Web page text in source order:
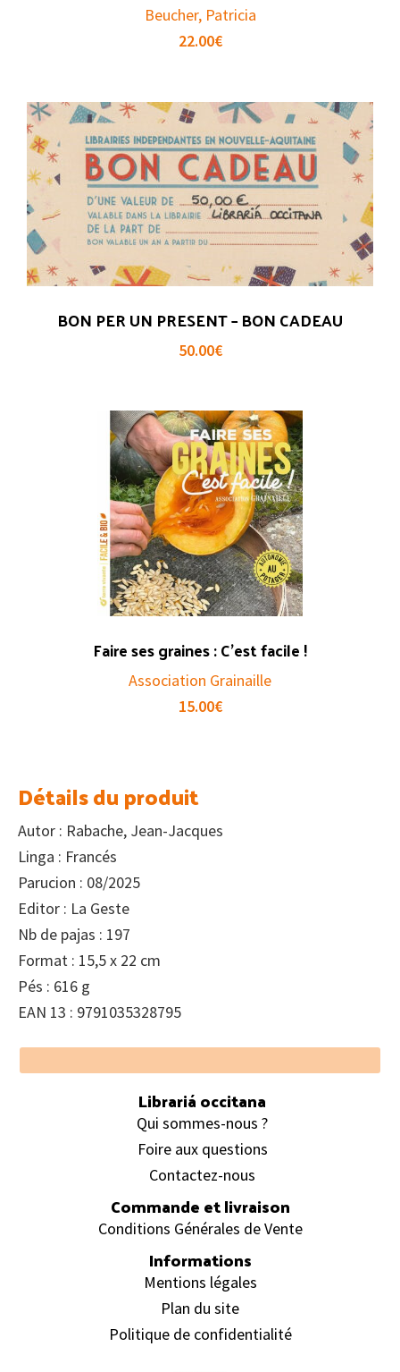
Beucher, Patricia
22.00€
BON PER UN PRESENT – BON CADEAU
50.00€
Faire ses graines : C’est facile !
Association Grainaille
15.00€
Détails du produit
Autor : Rabache, Jean-Jacques
Linga : Francés
Parucion : 08/2025
Editor : La Geste
Nb de pajas : 197
Format : 15,5 x 22 cm
Pés : 616 g
EAN 13 : 9791035328795
Footer
Librariá occitana
Qui sommes-nous ?
Foire aux questions
Contactez-nous
Commande et livraison
Conditions Générales de Vente
Informations
Mentions légales
Plan du site
Politique de confidentialité